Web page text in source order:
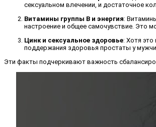
сексуальном влечении, и достаточное
Витамины группы B и энергия:
настроение и общее самочувствие. Это
Цинк и сексуальное здоровье: Хотя
поддержания здоровья простаты у
Эти факты подчеркивают важность